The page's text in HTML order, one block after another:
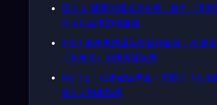
亞洲 AI 龍頭的護城河在哪：算力、供應
本地化需求如何疊加
2027 與未來的量級會長什麼樣：AI 支
「兆美元」的滾雪球效應
Pro Tip：投資或做產品，怎麼把「AI 盈
落到可驗證指標